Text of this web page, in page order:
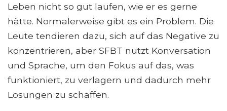
Leben nicht so gut laufen, wie er es gerne
hätte. Normalerweise gibt es ein Problem. Die
Leute tendieren dazu, sich auf das Negative zu
konzentrieren, aber SFBT nutzt Konversation
und Sprache, um den Fokus auf das, was
funktioniert, zu verlagern und dadurch mehr
Lösungen zu schaffen.